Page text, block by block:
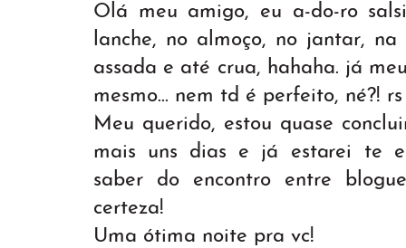
Olá meu amigo, eu a-do-ro
lanche, no almoço, no jantar,
assada e até crua, hahaha. já
mesmo... nem td é perfeito, né?!
Meu querido, estou quase
mais uns dias e já estarei te
saber do encontro entre
certeza!
Uma ótima noite pra vc!